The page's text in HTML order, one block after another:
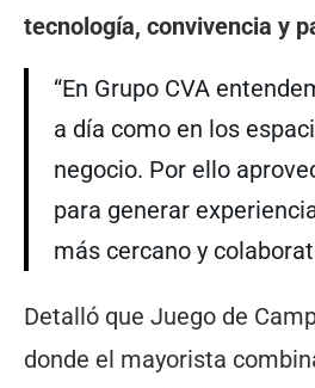
tecnología, convivencia y
“En Grupo CVA
a día como en los
negocio. Por ello
para generar
más cercano y
Detalló que Juego de
donde el mayorista